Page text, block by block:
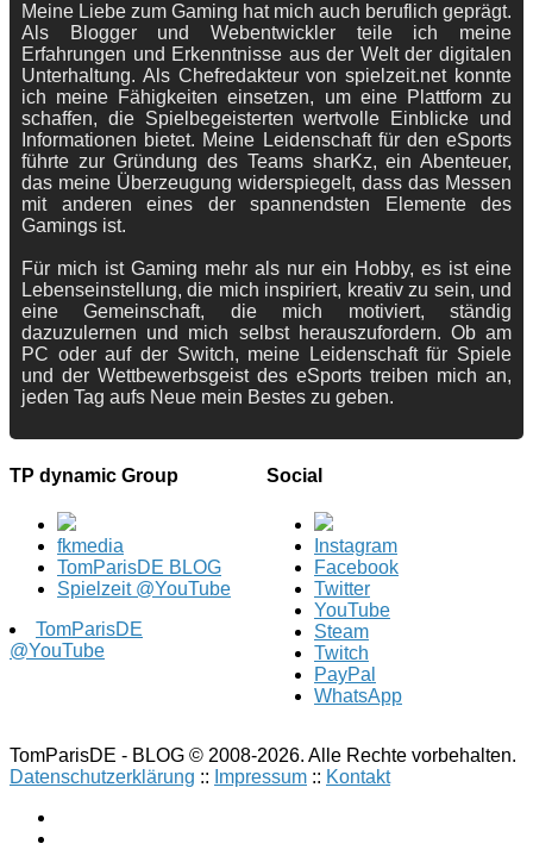
Meine Liebe zum Gaming hat mich auch beruflich geprägt.
Als Blogger und Webentwickler teile ich meine
Erfahrungen und Erkenntnisse aus der Welt der digitalen
Unterhaltung. Als Chefredakteur von spielzeit.net konnte
ich meine Fähigkeiten einsetzen, um eine Plattform zu
schaffen, die Spielbegeisterten wertvolle Einblicke und
Informationen bietet. Meine Leidenschaft für den eSports
führte zur Gründung des Teams sharKz, ein Abenteuer,
das meine Überzeugung widerspiegelt, dass das Messen
mit anderen eines der spannendsten Elemente des
Gamings ist.
Für mich ist Gaming mehr als nur ein Hobby, es ist eine
Lebenseinstellung, die mich inspiriert, kreativ zu sein, und
eine Gemeinschaft, die mich motiviert, ständig
dazuzulernen und mich selbst herauszufordern. Ob am
PC oder auf der Switch, meine Leidenschaft für Spiele
und der Wettbewerbsgeist des eSports treiben mich an,
jeden Tag aufs Neue mein Bestes zu geben.
TP dynamic Group
fkmedia
TomParisDE BLOG
Spielzeit @YouTube
TomParisDE
@YouTube
Social
Instagram
Facebook
Twitter
YouTube
Steam
Twitch
PayPal
WhatsApp
TomParisDE - BLOG © 2008-2026. Alle Rechte vorbehalten.
Datenschutzerklärung :: Impressum :: Kontakt